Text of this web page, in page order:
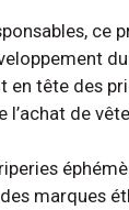
ce
en tête des
de
marques